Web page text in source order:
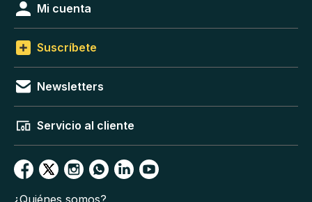
Mi cuenta
Suscríbete
Newsletters
Servicio al cliente
¿Quiénes somos?